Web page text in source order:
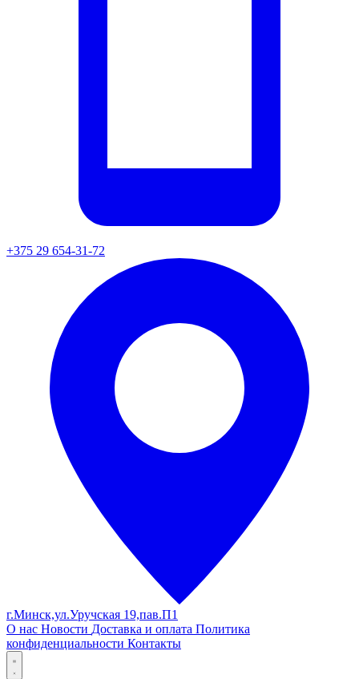
+375 29 654-31-72
г.Минск,ул.Уручская 19,пав.П1
О нас Новости Доставка и оплата Политика
конфиденциальности Контакты